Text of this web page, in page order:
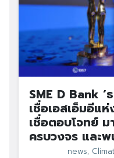
SME D Bank
เชื่อเอสเอ็มอีแ
เชื่อตอบโจทย์
ครบวงจร และ
news,